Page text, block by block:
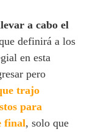
a cabo el
definirá a los
en esta
pero
trajo
para
final, solo que